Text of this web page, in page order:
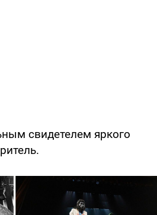
свидетелем яркого